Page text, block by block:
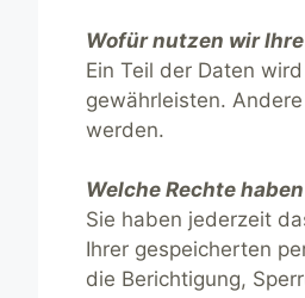
Wofür nutzen wir
Ein Teil der Daten
gewährleisten.
werden.
Welche Rechte
Sie haben jederzeit
Ihrer gespeicherten
die Berichtigung,